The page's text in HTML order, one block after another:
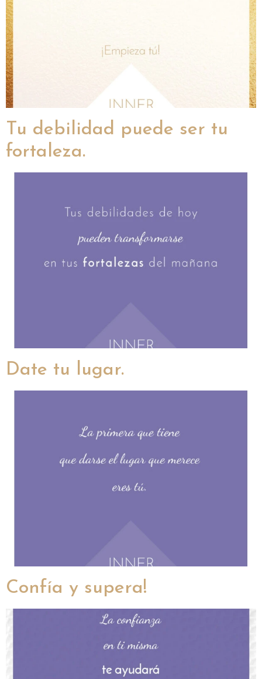
Tu debilidad puede ser tu
fortaleza.
Date tu lugar.
Confía y supera!